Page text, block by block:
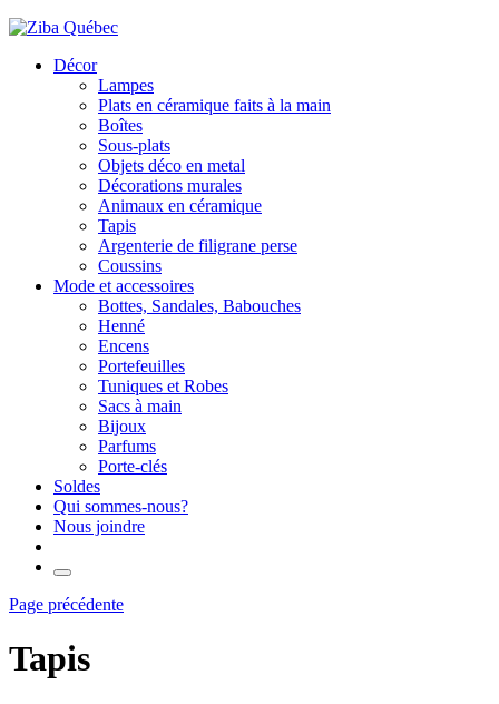
Décor
Lampes
Plats en céramique faits à la main
Boîtes
Sous-plats
Objets déco en metal
Décorations murales
Animaux en céramique
Tapis
Argenterie de filigrane perse
Coussins
Mode et accessoires
Bottes, Sandales, Babouches
Henné
Encens
Portefeuilles
Tuniques et Robes
Sacs à main
Bijoux
Parfums
Porte-clés
Soldes
Qui sommes-nous?
Nous joindre
Page précédente
Tapis